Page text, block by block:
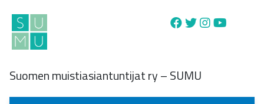
Main Navigation
Suomen muistiasiantuntijat ry – SUMU